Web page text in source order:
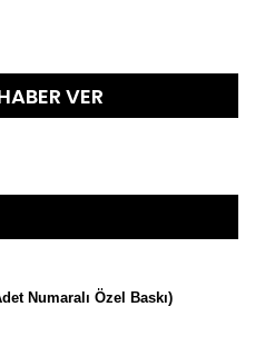
VER
Numaralı Özel Baskı)